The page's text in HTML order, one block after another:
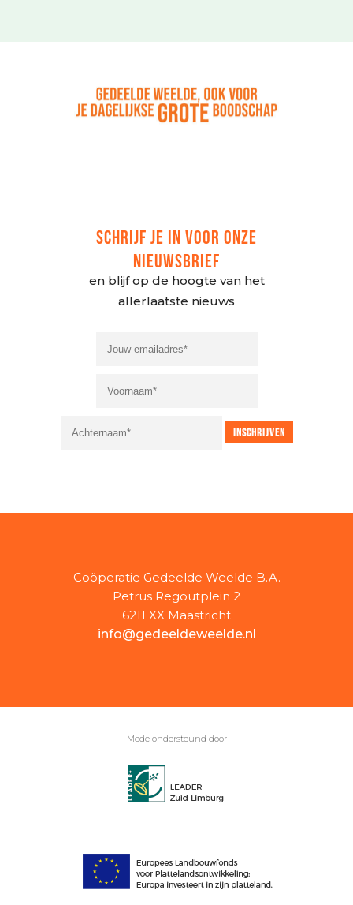
SCHRIJF JE IN VOOR ONZE
NIEUWSBRIEF
en blijf op de hoogte van het
allerlaatste nieuws
Coöperatie Gedeelde Weelde B.A.
Petrus Regoutplein 2
6211 XX Maastricht
info@gedeeldeweelde.nl
Mede ondersteund door